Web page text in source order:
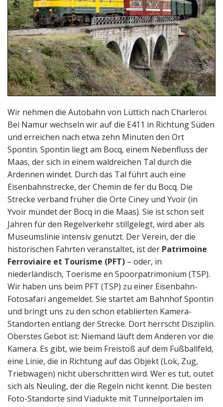
Wir nehmen die Autobahn von Lüttich nach Charleroi.
Bei Namur wechseln wir auf die E411 in Richtung Süden
und erreichen nach etwa zehn Minuten den Ort
Spontin. Spontin liegt am Bocq, einem Nebenfluss der
Maas, der sich in einem waldreichen Tal durch die
Ardennen windet. Durch das Tal führt auch eine
Eisenbahnstrecke, der Chemin de fer du Bocq. Die
Strecke verband früher die Orte Ciney und Yvoir (in
Yvoir mündet der Bocq in die Maas). Sie ist schon seit
Jahren für den Regelverkehr stillgelegt, wird aber als
Museumslinie intensiv genutzt. Der Verein, der die
historischen Fahrten veranstaltet, ist der Patrimoine
Ferroviaire et Tourisme (PFT) – oder, in
niederländisch, Toerisme en Spoorpatrimonium (TSP).
Wir haben uns beim PFT (TSP) zu einer Eisenbahn-
Fotosafari angemeldet. Sie startet am Bahnhof Spontin
und bringt uns zu den schon etablierten Kamera-
Standorten entlang der Strecke. Dort herrscht Disziplin.
Oberstes Gebot ist: Niemand läuft dem Anderen vor die
Kamera. Es gibt, wie beim Freistoß auf dem Fußballfeld,
eine Linie, die in Richtung auf das Objekt (Lok, Zug,
Triebwagen) nicht überschritten wird. Wer es tut, outet
sich als Neuling, der die Regeln nicht kennt. Die besten
Foto-Standorte sind Viadukte mit Tunnelportalen im